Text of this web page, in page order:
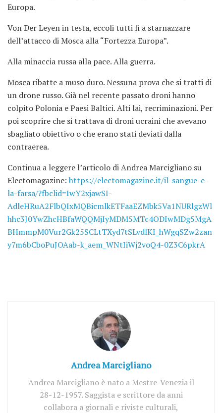
Europa.
Von Der Leyen in testa, eccoli tutti lì a starnazzare
dell’attacco di Mosca alla “Fortezza Europa”.
Alla minaccia russa alla pace. Alla guerra.
Mosca ribatte a muso duro. Nessuna prova che si tratti di
un drone russo. Già nel recente passato droni hanno
colpito Polonia e Paesi Baltici. Alti lai, recriminazioni. Per
poi scoprire che si trattava di droni ucraini che avevano
sbagliato obiettivo o che erano stati deviati dalla
contraerea.
Continua a leggere l’articolo di Andrea Marcigliano su
Electomagazine: https://electomagazine.it/il-sangue-e-
la-farsa/?fbclid=IwY2xjawSI-
AdleHRuA2FlbQIxMQBicmlkETFaaEZMbk5Va1NURlgzWl
hhc3J0YwZhcHBfaWQQMjIyMDM5MTc4ODIwMDg5MgA
BHmmpM0Vur2Gk25SCLtTXyd7tSLvdlKI_hWgqSZw2zan
y7m6bCboPuJOAab-k_aem_WNtIiWj2voQ4-0Z3C6pkrA
Andrea Marcigliano
Andrea Marcigliano è nato a Mestre-Venezia il
28-12-1957. Saggista e scrittore da anni
collabora a giornali e riviste culturali,